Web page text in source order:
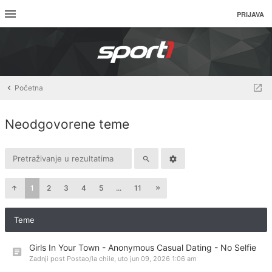
PRIJAVA
Početna
Neodgovorene teme
1 2 3 4 5 ... 11
Teme
Girls In Your Town - Anonymous Casual Dating - No Selfie
Zadnji post Postao/la chile, uto jun 09, 2026 1:06 am